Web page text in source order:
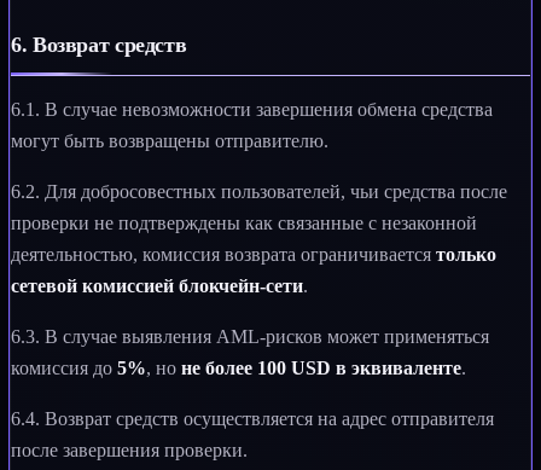
6. Возврат средств
6.1. В случае невозможности завершения обмена средства
могут быть возвращены отправителю.
6.2. Для добросовестных пользователей, чьи средства после
проверки не подтверждены как связанные с незаконной
деятельностью, комиссия возврата ограничивается только
сетевой комиссией блокчейн-сети.
6.3. В случае выявления AML-рисков может применяться
комиссия до 5%, но не более 100 USD в эквиваленте.
6.4. Возврат средств осуществляется на адрес отправителя
после завершения проверки.